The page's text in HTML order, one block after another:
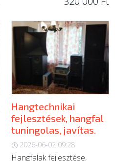
Hangtechnikai
fejlesztések, hangfal
tuningolas, javítas.
2026-06-02 09:28
Hangfalak fejlesztése,